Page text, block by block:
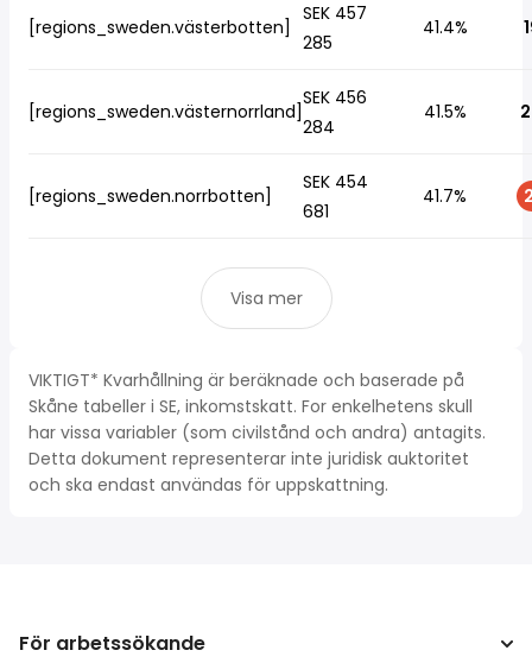
[regions_sweden.västerbotten]
SEK 457
285
41.4%
[regions_sweden.västernorrland]
SEK 456
284
41.5%
[regions_sweden.norrbotten]
SEK 454
681
41.7%
Visa mer
VIKTIGT* Kvarhållning är beräknade och baserade på
Skåne tabeller i SE, inkomstskatt. For enkelhetens skull
har vissa variabler (som civilstånd och andra) antagits.
Detta dokument representerar inte juridisk auktoritet
och ska endast användas för uppskattning.
För arbetssökande